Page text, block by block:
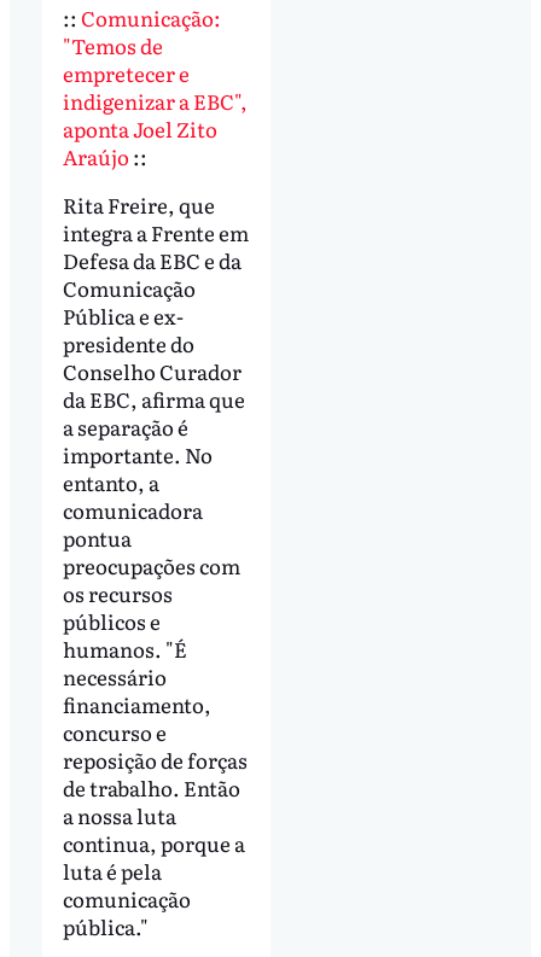
:: Comunicação:
"Temos de
empretecer e
indigenizar a EBC",
aponta Joel Zito
Araújo ::
Rita Freire, que
integra a Frente em
Defesa da EBC e da
Comunicação
Pública e ex-
presidente do
Conselho Curador
da EBC, afirma que
a separação é
importante. No
entanto, a
comunicadora
pontua
preocupações com
os recursos
públicos e
humanos. "É
necessário
financiamento,
concurso e
reposição de forças
de trabalho. Então
a nossa luta
continua, porque a
luta é pela
comunicação
pública."